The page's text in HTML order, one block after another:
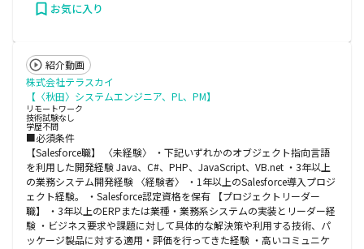
お気に入り
紹介動画
株式会社テラスカイ
【〈秋田〉システムエンジニア、PL、PM】
リモートワーク
技術試験なし
学歴不問
■必須条件
【Salesforce職】 〈未経験〉 ・下記いずれかのオブジェクト指向言語
を利用した開発経験 Java、C#、PHP、JavaScript、VB.net ・3年以上
の業務システム開発経験 〈経験者〉 ・1年以上のSalesforce導入プロジ
ェクト経験。 ・Salesforce認定資格を保有 【プロジェクトリーダー
職】 ・3年以上のERPまたは業種・業務系システムの実装とリーダー経
験 ・ビジネス要求や課題に対して具体的な解決策や利用する技術、パ
ッケージ製品に対する適用・評価を行ってきた経験 ・高いコミュニケ